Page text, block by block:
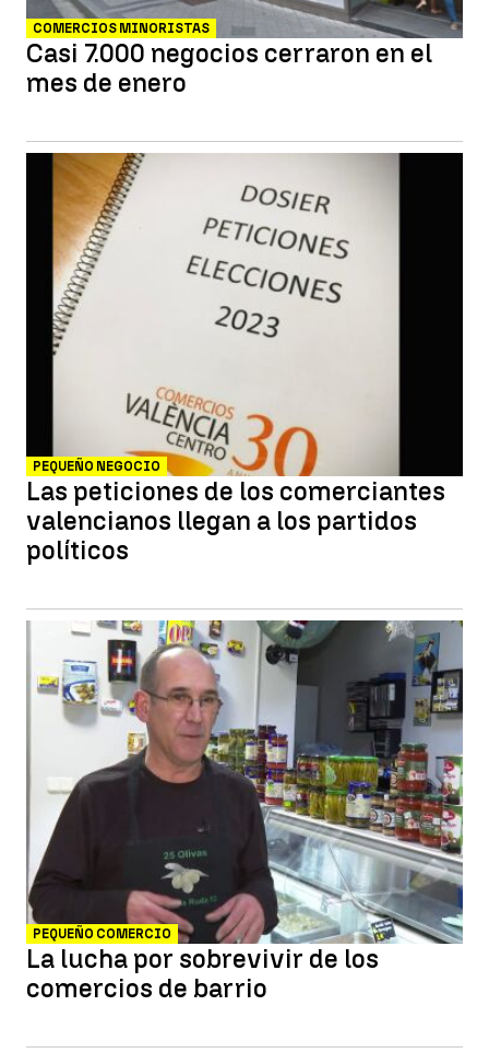
COMERCIOS MINORISTAS
Casi 7.000 negocios cerraron en el
mes de enero
PEQUEÑO NEGOCIO
Las peticiones de los comerciantes
valencianos llegan a los partidos
políticos
PEQUEÑO COMERCIO
La lucha por sobrevivir de los
comercios de barrio